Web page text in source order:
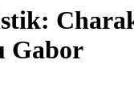
Gabor